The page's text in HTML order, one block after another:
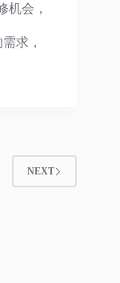
机会，
求，
NEXT